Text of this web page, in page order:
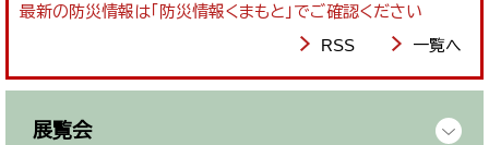
最新の防災情報は「防災情報くまもと」でご確認ください
RSS
一覧へ
展覧会